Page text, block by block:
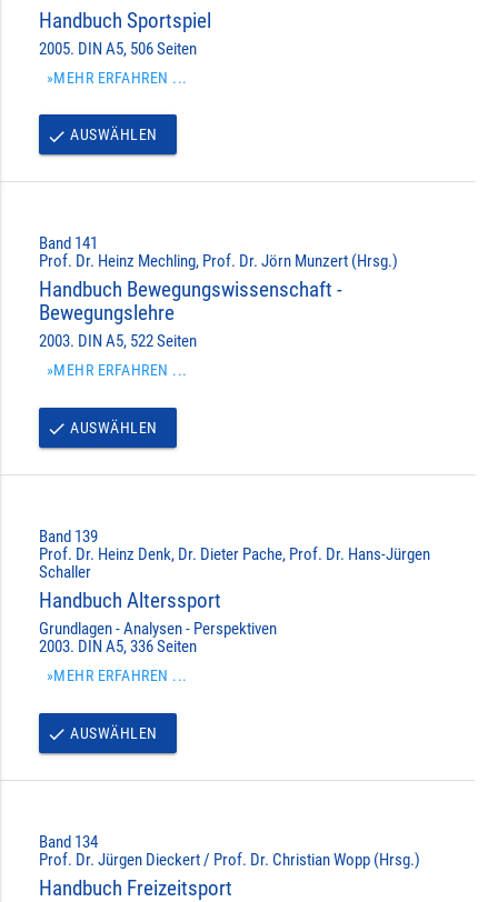
Handbuch Sportspiel
2005. DIN A5, 506 Seiten
»MEHR ERFAHREN ...
done AUSWÄHLEN
Band 141
Prof. Dr. Heinz Mechling, Prof. Dr. Jörn Munzert (Hrsg.)
Handbuch Bewegungswissenschaft -
Bewegungslehre
2003. DIN A5, 522 Seiten
»MEHR ERFAHREN ...
done AUSWÄHLEN
Band 139
Prof. Dr. Heinz Denk, Dr. Dieter Pache, Prof. Dr. Hans-Jürgen
Schaller
Handbuch Alterssport
Grundlagen - Analysen - Perspektiven
2003. DIN A5, 336 Seiten
»MEHR ERFAHREN ...
done AUSWÄHLEN
Band 134
Prof. Dr. Jürgen Dieckert / Prof. Dr. Christian Wopp (Hrsg.)
Handbuch Freizeitsport